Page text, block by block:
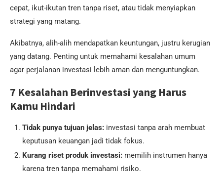
cepat, ikut-ikutan tren tanpa riset, atau tidak menyiapkan
strategi yang matang.
Akibatnya, alih-alih mendapatkan keuntungan, justru kerugian
yang datang. Penting untuk memahami kesalahan umum
agar perjalanan investasi lebih aman dan menguntungkan.
7 Kesalahan Berinvestasi yang Harus
Kamu Hindari
Tidak punya tujuan jelas: investasi tanpa arah membuat
keputusan keuangan jadi tidak fokus.
Kurang riset produk investasi: memilih instrumen hanya
karena tren tanpa memahami risiko.